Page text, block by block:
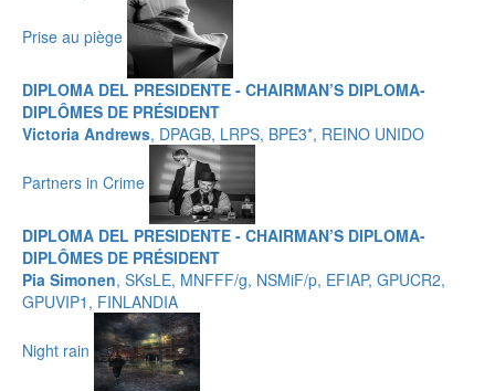
Prise au piège
DIPLOMA DEL PRESIDENTE - CHAIRMAN’S DIPLOMA-
DIPLÔMES DE PRÉSIDENT
Victoria Andrews, DPAGB, LRPS, BPE3*, REINO UNIDO
Partners in Crime
DIPLOMA DEL PRESIDENTE - CHAIRMAN’S DIPLOMA-
DIPLÔMES DE PRÉSIDENT
Pia Simonen, SKsLE, MNFFF/g, NSMiF/p, EFIAP, GPUCR2,
GPUVIP1, FINLANDIA
Night rain